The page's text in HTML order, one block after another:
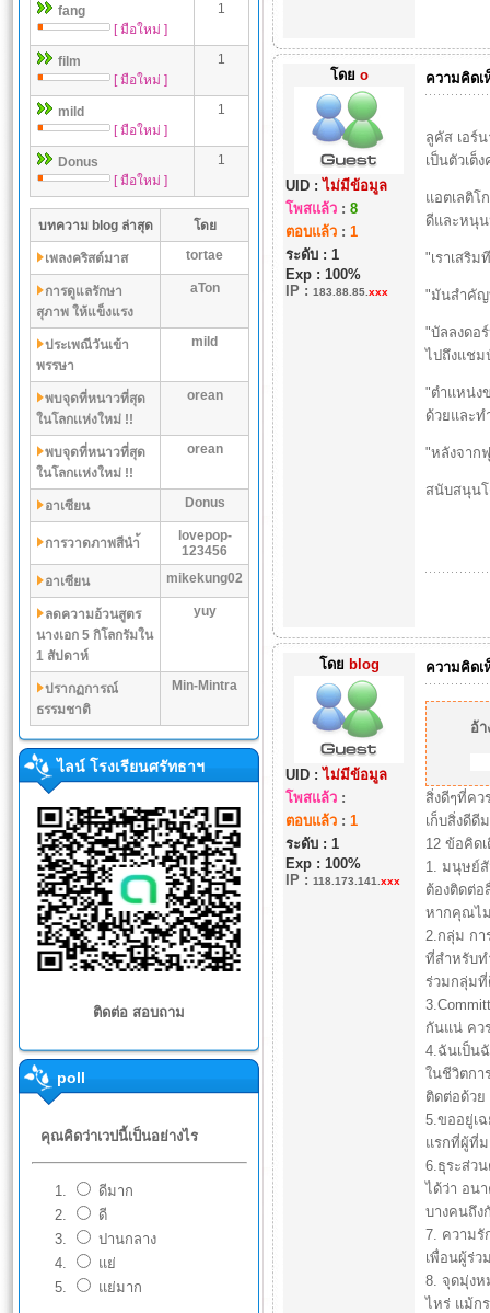
fang
[ มือใหม่ ]
1
film
[ มือใหม่ ]
1
mild
[ มือใหม่ ]
1
Donus
[ มือใหม่ ]
1
บทความ blog ล่าสุด โดย
เพลงคริสต์มาส tortae
การดูแลรักษา
สุภาพ ให้แข็งแรง
aTon
ประเพณีวันเข้า
พรรษา
mild
พบจุดที่หนาวที่สุด
ในโลกเเห่งใหม่ !!
orean
พบจุดที่หนาวที่สุด
ในโลกเเห่งใหม่ !!
orean
อาเซียน Donus
การวาดภาพสีนำ้
lovepop-
123456
อาเซียน
mikekung02
ลดความอ้วนสูตร
นางเอก 5 กิโลกรัมใน
1 สัปดาห์
yuy
ปรากฏการณ์
ธรรมชาติ
Min-Mintra
ไลน์ โรงเรียนศรัทธาฯ
ติดต่อ สอบถาม
poll
คุณคิดว่าเวปนี้เป็นอย่างไร
ดีมาก
ดี
ปานกลาง
แย่
แย่มาก
โดย o
UID :ไม่มีข้อมูล
โพสแล้ว: 8
ตอบแล้ว: 1
ระดับ : 1
Exp : 100%
IP: 183.88.85. xxx
ความคิด
ลูคัส เอร์
เป็นตัวเต็
แอตเลติโ
ดีและหนุน
"เราเสริ
"มันสำคัญ
"บัลลงดอ
ไปถึงแชม
"ตำแหน่ง
ด้วยและ
"หลังจาก
สนับสนุน
โดย blog
UID :ไม่มีข้อมูล
โพสแล้ว:
ตอบแล้ว: 1
ระดับ : 1
Exp : 100%
IP: 118.173.141. xxx
ความคิด
อ้
สิ่งดีๆที่คว
เก็บสิ่งดีดี
12 ข้อคิด
1. มนุษย์
ต้องติดต่
หากคุณไ
2.กลุ่ม กา
ที่สำหรับท
ร่วมกลุ่มที่
กันแน่ คว
4.ฉันเป็น
ในชีวิตกา
ติดต่อด้วย
5.ขออยู่เ
แรกที่ผู้ที่
6.ธุระส่ว
ได้ว่า อน
บางคนถึง
7. ความรั
เพื่อนผู้ร่ว
8. จุดมุ่งห
ไหร่ แม้ก